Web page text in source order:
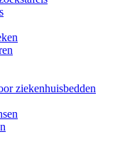
ziekenhuisbedden